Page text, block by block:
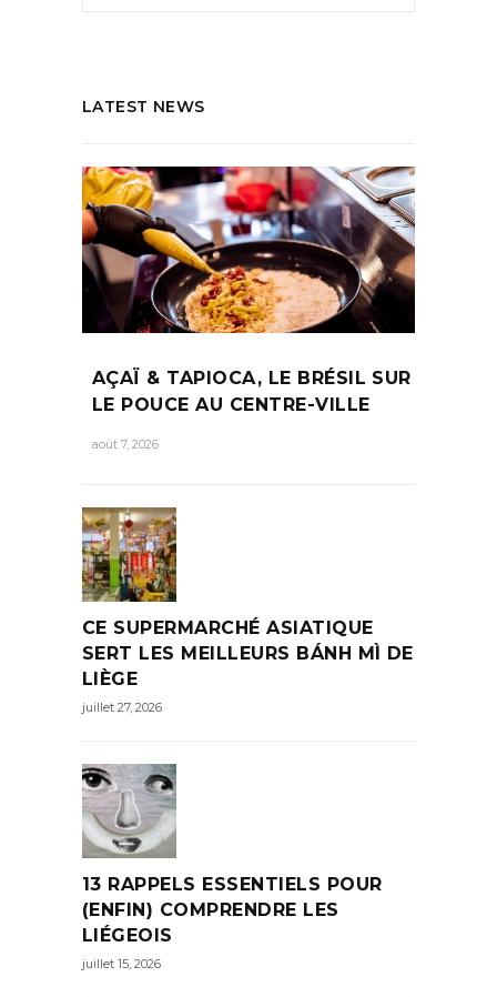
LATEST NEWS
AÇAÏ & TAPIOCA, LE BRÉSIL SUR
LE POUCE AU CENTRE-VILLE
août 7, 2026
CE SUPERMARCHÉ ASIATIQUE
SERT LES MEILLEURS BÁNH MÌ DE
LIÈGE
juillet 27, 2026
13 RAPPELS ESSENTIELS POUR
(ENFIN) COMPRENDRE LES
LIÉGEOIS
juillet 15, 2026